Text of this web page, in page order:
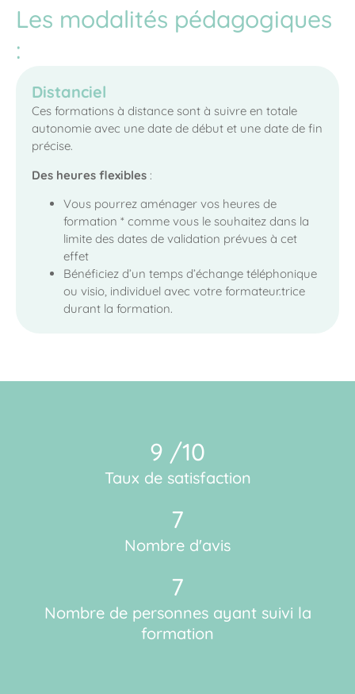
Les modalités pédagogiques
:
Distanciel
Ces formations à distance sont à suivre en totale
autonomie avec une date de début et une date de fin
précise.
Des heures flexibles :
Vous pourrez aménager vos heures de
formation * comme vous le souhaitez dans la
limite des dates de validation prévues à cet
effet
Bénéficiez d’un temps d’échange téléphonique
ou visio, individuel avec votre formateur.trice
durant la formation.
9 /10
Taux de satisfaction
7
Nombre d'avis
7
Nombre de personnes ayant suivi la
formation